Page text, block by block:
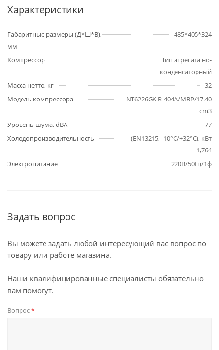
Характеристики
Габаритные размеры (Д*Ш*В),
мм
485*405*324
Компрессор
Тип агрегата но-
конденсаторный
Масса нетто, кг
32
Модель компрессора
NT6226GK R-404A/MBP/17.40
cm3
Уровень шума, dBA
77
Холодопроизводительность
(EN13215, -10°C/+32°C), кВт
1,764
Электропитание
220В/50Гц/1ф
Задать вопрос
Вы можете задать любой интересующий вас вопрос по
товару или работе магазина.
Наши квалифицированные специалисты обязательно
вам помогут.
Вопрос*